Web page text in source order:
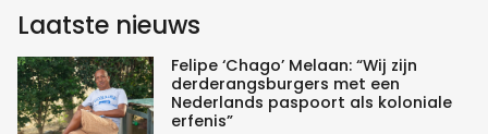
Laatste nieuws
Felipe ‘Chago’ Melaan: “Wij zijn
derderangsburgers met een
Nederlands paspoort als koloniale
erfenis”